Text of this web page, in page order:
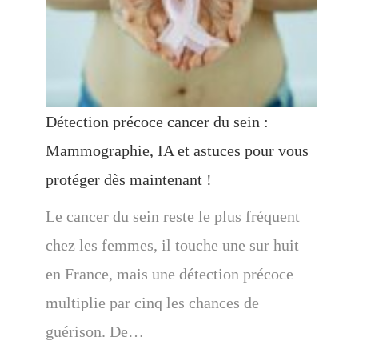
Détection précoce cancer du sein :
Mammographie, IA et astuces pour vous
protéger dès maintenant !
Le cancer du sein reste le plus fréquent
chez les femmes, il touche une sur huit
en France, mais une détection précoce
multiplie par cinq les chances de
guérison. De…